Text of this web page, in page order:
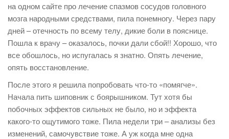
на одном сайте про лечение спазмов сосудов головного
мозга народными средствами, пила понемногу. Через пару
дней – отечность по всему телу, дикие боли в пояснице.
Пошла к врачу – оказалось, почки дали сбой!! Хорошо, что
все обошлось, но испугалась я знатно. Опять лечение,
опять восстановление.
После этого я решила попробовать что-то «помягче».
Начала пить шиповник с боярышником. Тут хотя бы
побочных эффектов сильных не было, но и эффекта
какого-то ощутимого тоже. Пила недели три – анализы без
изменений, самочувствие тоже. А уж когда мне одна